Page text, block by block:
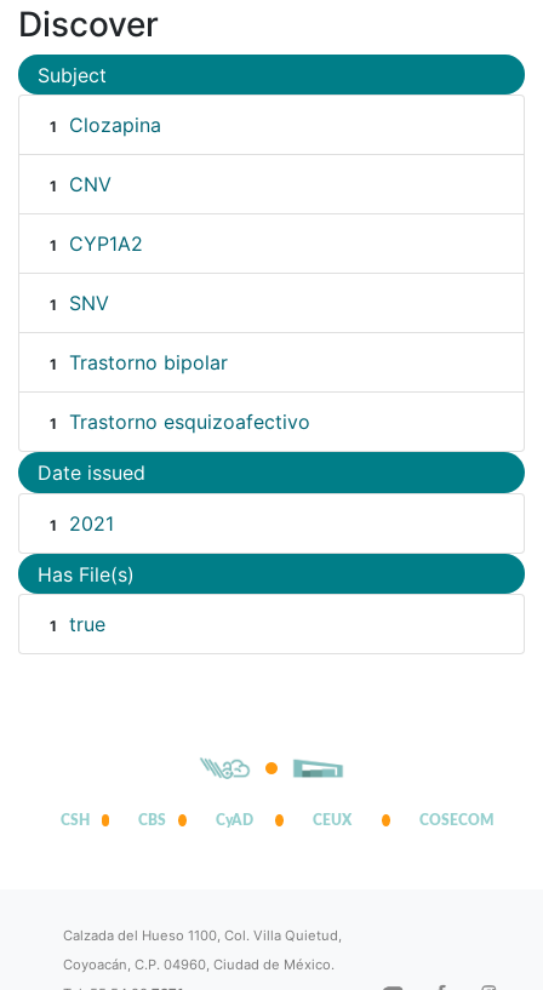
Discover
Subject
1 Clozapina
1 CNV
1 CYP1A2
1 SNV
1 Trastorno bipolar
1 Trastorno esquizoafectivo
Date issued
1 2021
Has File(s)
1 true
CSH CBS CyAD CEUX COSECOM
Calzada del Hueso 1100, Col. Villa Quietud,
Coyoacán, C.P. 04960, Ciudad de México.